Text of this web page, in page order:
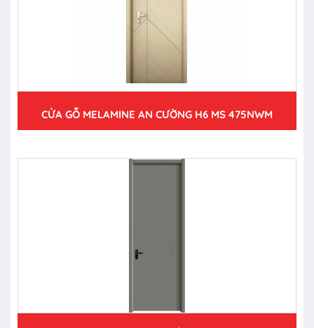
CỬA GỖ MELAMINE AN CƯỜNG H6 MS 475NWM